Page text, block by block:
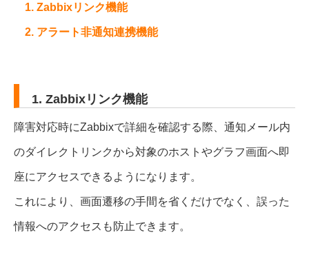
1. Zabbixリンク機能
2. アラート非通知連携機能
1. Zabbixリンク機能
障害対応時にZabbixで詳細を確認する際、通知メール内
のダイレクトリンクから対象のホストやグラフ画面へ即
座にアクセスできるようになります。
これにより、画面遷移の手間を省くだけでなく、誤った
情報へのアクセスも防止できます。